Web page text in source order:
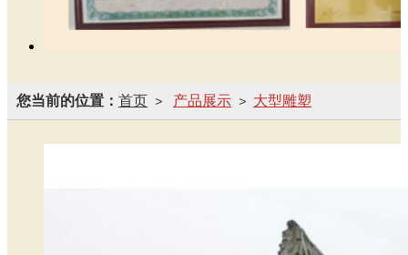
您当前的位置： 首页 > 产品展示 > 大型雕塑